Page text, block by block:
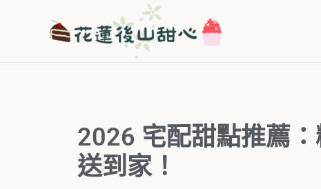
2026 宅配甜點推薦
送到家！